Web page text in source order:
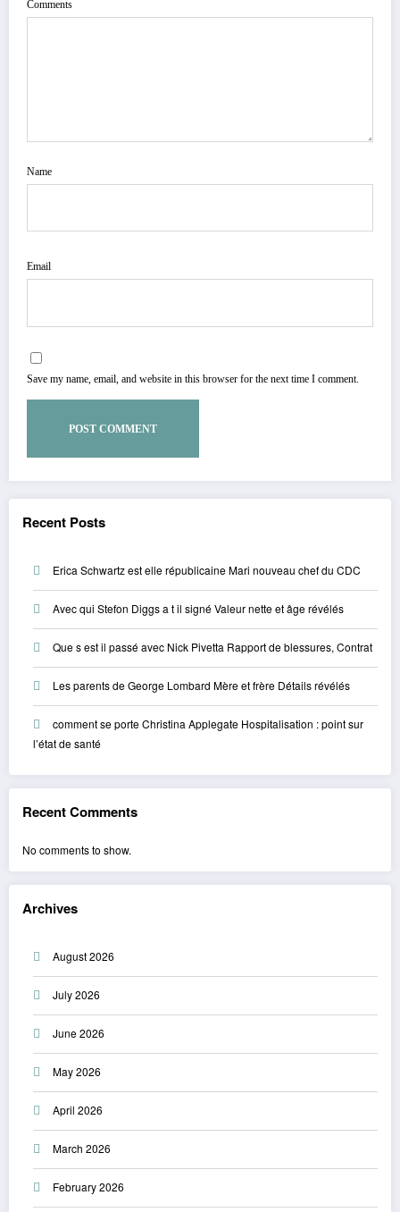
Comments
Name
Email
Save my name, email, and website in this browser for the next time I comment.
Recent Posts
Erica Schwartz est elle républicaine Mari nouveau chef du CDC
Avec qui Stefon Diggs a t il signé Valeur nette et âge révélés
Que s est il passé avec Nick Pivetta Rapport de blessures, Contrat
Les parents de George Lombard Mère et frère Détails révélés
comment se porte Christina Applegate Hospitalisation : point sur
l’état de santé
Recent Comments
No comments to show.
Archives
August 2026
July 2026
June 2026
May 2026
April 2026
March 2026
February 2026